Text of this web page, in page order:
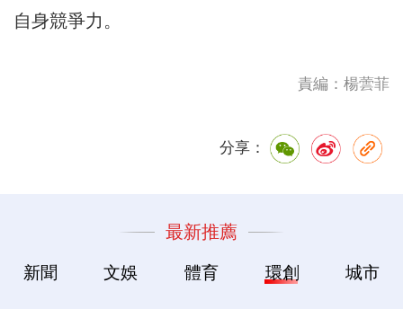
自身競爭力。
責編：楊蕓菲
分享：
最新推薦
新聞 文娛 體育 環創 城市